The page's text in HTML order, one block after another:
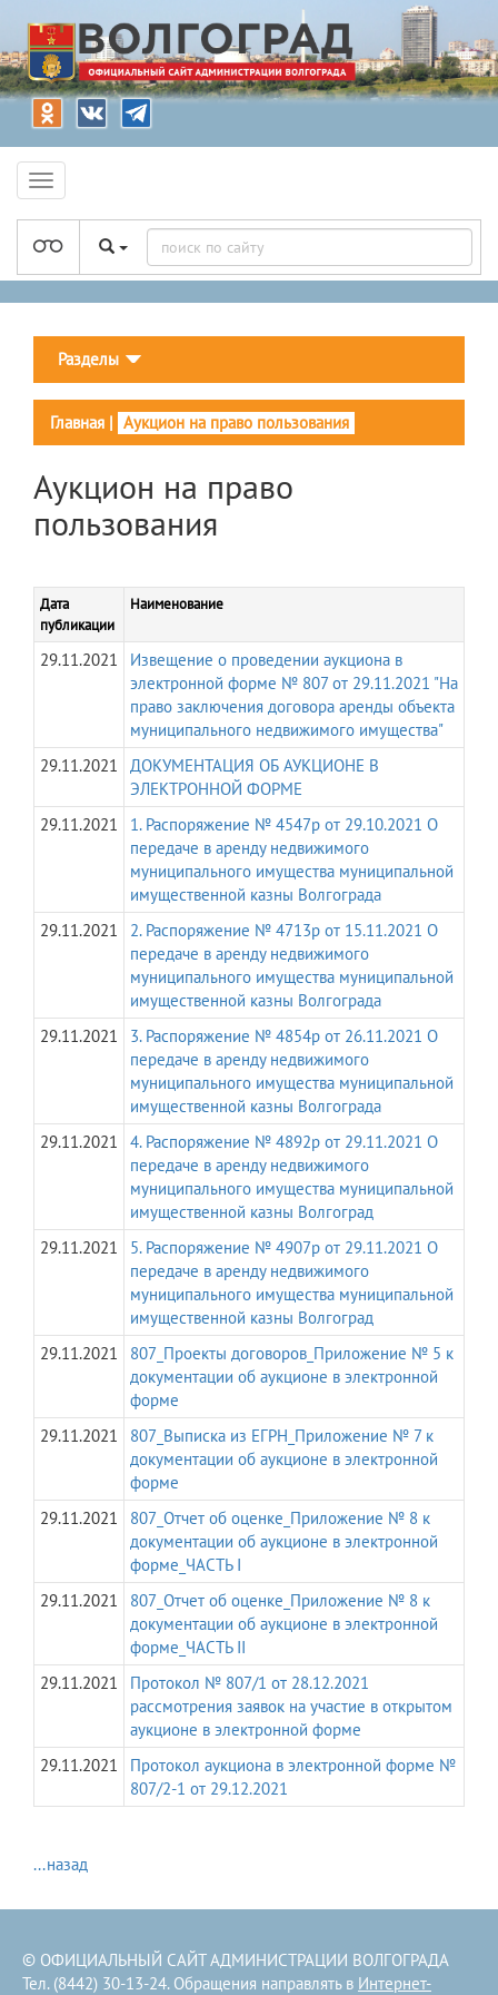
Разделы
Главная | Аукцион на право пользования
Аукцион на право
пользования
Дата
публикации
Наименование
29.11.2021
Извещение о проведении аукциона в
электронной форме № 807 от 29.11.2021 "На
право заключения договора аренды объекта
муниципального недвижимого имущества"
29.11.2021
ДОКУМЕНТАЦИЯ ОБ АУКЦИОНЕ В
ЭЛЕКТРОННОЙ ФОРМЕ
29.11.2021
1. Распоряжение № 4547р от 29.10.2021 О
передаче в аренду недвижимого
муниципального имущества муниципальной
имущественной казны Волгограда
29.11.2021
2. Распоряжение № 4713р от 15.11.2021 О
передаче в аренду недвижимого
муниципального имущества муниципальной
имущественной казны Волгограда
29.11.2021
3. Распоряжение № 4854р от 26.11.2021 О
передаче в аренду недвижимого
муниципального имущества муниципальной
имущественной казны Волгограда
29.11.2021
4. Распоряжение № 4892р от 29.11.2021 О
передаче в аренду недвижимого
муниципального имущества муниципальной
имущественной казны Волгоград
29.11.2021
5. Распоряжение № 4907р от 29.11.2021 О
передаче в аренду недвижимого
муниципального имущества муниципальной
имущественной казны Волгоград
29.11.2021
807_Проекты договоров_Приложение № 5 к
документации об аукционе в электронной
форме
29.11.2021
807_Выписка из ЕГРН_Приложение № 7 к
документации об аукционе в электронной
форме
29.11.2021
807_Отчет об оценке_Приложение № 8 к
документации об аукционе в электронной
форме_ЧАСТЬ I
29.11.2021
807_Отчет об оценке_Приложение № 8 к
документации об аукционе в электронной
форме_ЧАСТЬ II
29.11.2021
Протокол № 807/1 от 28.12.2021
рассмотрения заявок на участие в открытом
аукционе в электронной форме
29.11.2021
Протокол аукциона в электронной форме №
807/2-1 от 29.12.2021
...назад
© ОФИЦИАЛЬНЫЙ САЙТ АДМИНИСТРАЦИИ ВОЛГОГРАДА
Тел. (8442) 30-13-24. Обращения направлять в Интернет-